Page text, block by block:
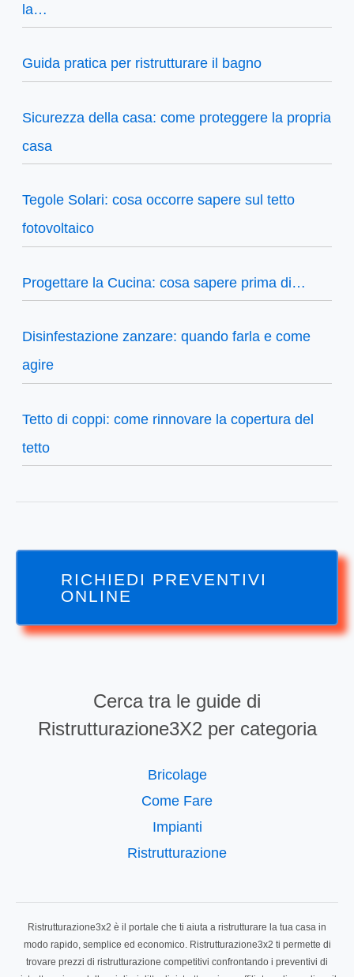
la…
Guida pratica per ristrutturare il bagno
Sicurezza della casa: come proteggere la propria
casa
Tegole Solari: cosa occorre sapere sul tetto
fotovoltaico
Progettare la Cucina: cosa sapere prima di…
Disinfestazione zanzare: quando farla e come
agire
Tetto di coppi: come rinnovare la copertura del
tetto
RICHIEDI PREVENTIVI
ONLINE
Cerca tra le guide di
Ristrutturazione3X2 per categoria
Bricolage
Come Fare
Impianti
Ristrutturazione
Ristrutturazione3x2 è il portale che ti aiuta a ristrutturare la tua casa in
modo rapido, semplice ed economico. Ristrutturazione3x2 ti permette di
trovare prezzi di ristrutturazione competitivi confrontando i preventivi di